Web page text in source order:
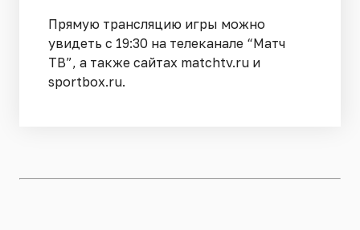
Прямую трансляцию игры можно
увидеть с 19:30 на телеканале “Матч
ТВ”, а также сайтах matchtv.ru и
sportbox.ru.